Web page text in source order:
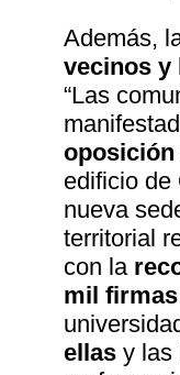
Además,
vecinos y
“Las
oposición
edificio de
nueva
territorial
con la
mil firmas
ellas y las